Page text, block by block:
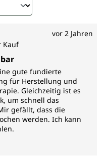
vor 2 Jahren
von 5 von 5 Sternen
Kauf
gute fundierte
für Herstellung und
Gleichzeitig ist es
um schnell das
gefällt, dass die
werden. Ich kann